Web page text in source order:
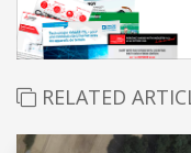
RELATED